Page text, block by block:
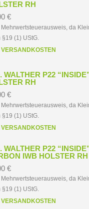
RH
€
Mehrwertsteuerausweis, da
§19 (1) UStG.
VERSANDKOSTEN
WALTHER P22
RH
€
Mehrwertsteuerausweis, da
§19 (1) UStG.
VERSANDKOSTEN
WALTHER P22
IWB HOLSTER RH
€
Mehrwertsteuerausweis, da
§19 (1) UStG.
VERSANDKOSTEN